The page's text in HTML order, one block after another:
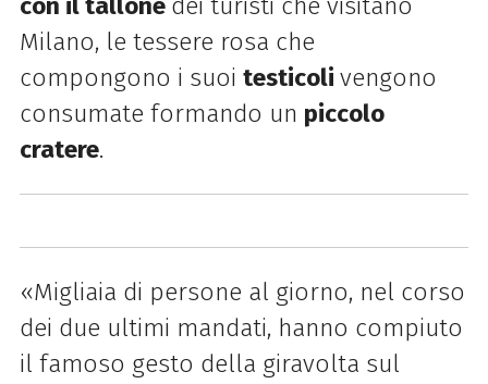
Milano, le tessere rosa che
compongono i suoi testicoli vengono
consumate formando un piccolo
cratere.
«Migliaia di persone al giorno, nel corso
dei due ultimi mandati, hanno compiuto
il famoso gesto della giravolta sul